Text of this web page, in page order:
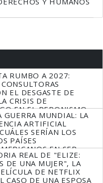
RUMBO A 2027:
EL DESGASTE DE
CRISIS DE
EN EL PERONISMO
GUERRA MUNDIAL: LA
ARTIFICIAL
SERÍAN LOS
PAÍSES
EN SER
REAL DE "ELIZE:
DE UNA MUJER", LA
DE NETFLIX
CASO DE UNA ESPOSA